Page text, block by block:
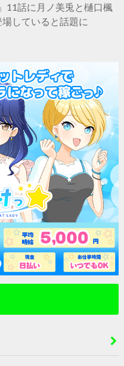
11話に月ノ美兎と樋口楓
していると話題に